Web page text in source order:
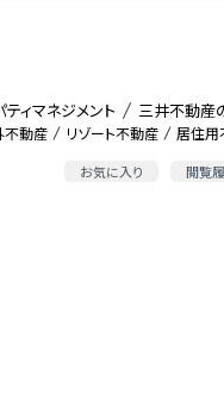
不動産 リゾート不動産 居住用
お気に入り 閲覧
ィマネジメント 三井不動産